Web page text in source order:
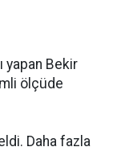
yapan Bekir
ölçüde
Daha fazla